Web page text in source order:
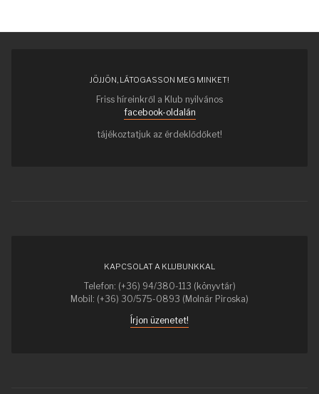
JÖJJÖN, LÁTOGASSON MEG MINKET!
Friss híreinkről a Klub nyilvános
facebook-oldalán
tájékoztatjuk az érdeklődőket!
KAPCSOLAT A KLUBUNKKAL
Telefon: (+36) 94/380-113 (könyvtár)
Mobil: (+36) 30/575-0893 (Molnár Piroska)
Írjon üzenetet!